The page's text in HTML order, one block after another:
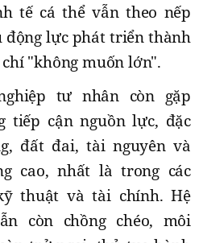
tế cá thể vẫn theo nếp
động lực phát triển thành
"không muốn lớn".
tư nhân còn gặp
tiếp cận nguồn lực, đặc
đất đai, tài nguyên và
cao, nhất là trong các
thuật và tài chính. Hệ
còn chồng chéo, môi